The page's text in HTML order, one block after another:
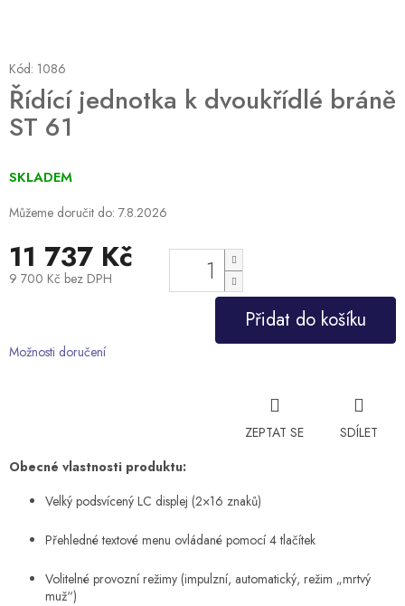
Řídící jednotka k dvoukřídlé bráně
ST 61
Kód: 1086
SKLADEM
Můžeme doručit do: 7.8.2026
11 737 Kč
9 700 Kč bez DPH
Přidat do košíku
Možnosti doručení
ZEPTAT SE
SDÍLET
Obecné vlastnosti produktu:
Velký podsvícený LC displej (2×16 znaků)
Přehledné textové menu ovládané pomocí 4 tlačítek
Volitelné provozní režimy (impulzní, automatický, režim „mrtvý
muž“)